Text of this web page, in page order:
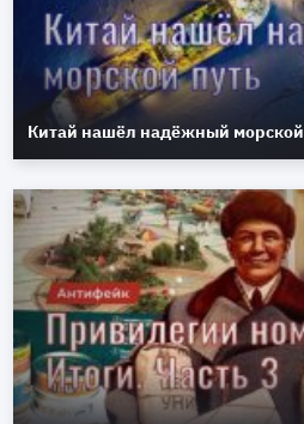
Китай нашёл надёжный морской